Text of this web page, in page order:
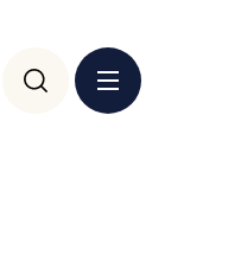
Rechercher :